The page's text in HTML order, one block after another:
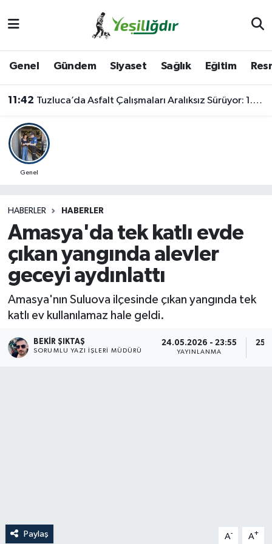
Genel Gündem Siyaset Sağlık Eğitim
11:42 Tuzluca’da Asfalt Çalışmaları Aralıksız Sürüyor: 1.700 Metrelik Kısım Tamamlandı
Genel
HABERLER HABERLER
Amasya'da tek katlı evde
çıkan yangında alevler
geceyi aydınlattı
Amasya'nın Suluova ilçesinde çıkan yangında tek
katlı ev kullanılamaz hale geldi.
BEKIR ŞIKTAŞ
SORUMLU YAZI İŞLERI MÜDÜRÜ
24.05.2026 - 23:55
YAYINLANMA
Paylaş A- A+
İğdir Namaz Vakitleri
Iğdır Trafik Yoğunluk Haritası
Süper Lig Puan Durumu ve Fikstür
Son Dakika Haberleri
Haber Arşivi